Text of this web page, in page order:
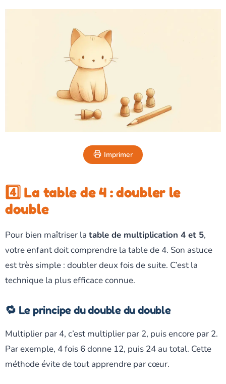
Imprimer
4️⃣ La table de 4 : doubler le
double
Pour bien maîtriser la table de multiplication 4 et 5,
votre enfant doit comprendre la table de 4. Son astuce
est très simple : doubler deux fois de suite. C’est la
technique la plus efficace connue.
🔁 Le principe du double du double
Multiplier par 4, c’est multiplier par 2, puis encore par 2.
Par exemple, 4 fois 6 donne 12, puis 24 au total. Cette
méthode évite de tout apprendre par cœur.